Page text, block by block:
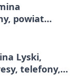
powiat
Lyski,
telefony,